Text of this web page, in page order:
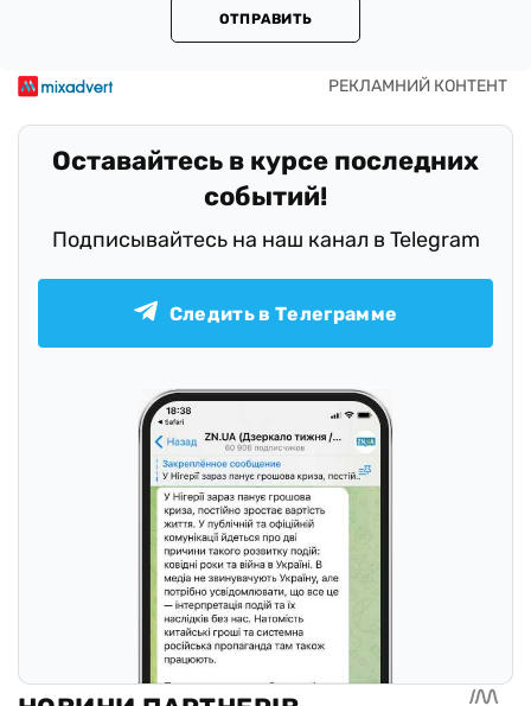
ОТПРАВИТЬ
Оставайтесь в курсе последних
событий!
Подписывайтесь на наш канал в Telegram
Следить в Телеграмме